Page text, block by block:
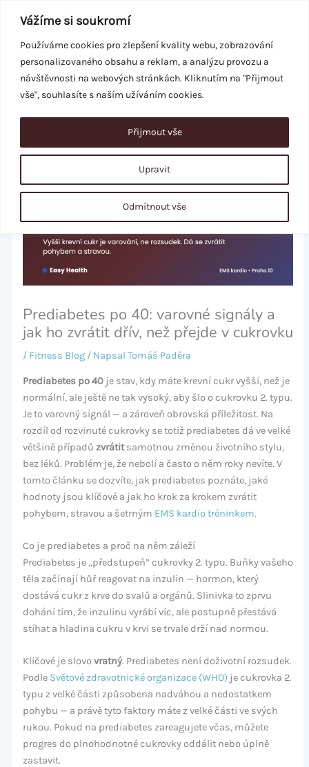
Vážíme si soukromí
Používáme cookies pro zlepšení kvality webu, zobrazování
personalizovaného obsahu a reklam, a analýzu provozu a
návštěvnosti na webových stránkách. Kliknutím na "Přijmout
vše", souhlasíte s naším užíváním cookies.
Upravit
Odmítnout vše
Přijmout vše
obsah
REZERVACE
Prediabetes po 40: varovné signály a
jak ho zvrátit dřív, než přejde v cukrovku
/ Fitness Blog/ Napsal Tomáš Paděra
Prediabetes po 40je stav, kdy máte krevní cukr vyšší, než je
normální, ale ještě ne tak vysoký, aby šlo o cukrovku 2. typu.
Je to varovný signál — a zároveň obrovská příležitost. Na
rozdíl od rozvinuté cukrovky se totiž prediabetes dá ve velké
většině případů zvrátitsamotnou změnou životního stylu,
bez léků. Problém je, že nebolí a často o něm roky nevíte. V
tomto článku se dozvíte, jak prediabetes poznáte, jaké
hodnoty jsou klíčové a jak ho krok za krokem zvrátit
pohybem, stravou a šetrným EMS kardio tréninkem.
Co je prediabetes a proč na něm záleží
Prediabetes je „předstupeň” cukrovky 2. typu. Buňky vašeho
těla začínají hůř reagovat na inzulin — hormon, který
dostává cukr z krve do svalů a orgánů. Slinivka to zprvu
dohání tím, že inzulinu vyrábí víc, ale postupně přestává
stíhat a hladina cukru v krvi se trvale drží nad normou.
Klíčové je slovovratný. Prediabetes není doživotní rozsudek.
Podle Světové zdravotnické organizace (WHO) je cukrovka 2.
typu z velké části způsobena nadváhou a nedostatkem
pohybu — a právě tyto faktory máte z velké části ve svých
rukou. Pokud na prediabetes zareagujete včas, můžete
progres do plnohodnotné cukrovky oddálit nebo úplně
zastavit.